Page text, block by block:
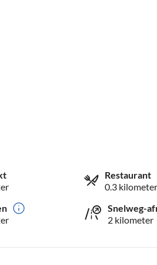
Restaurant
0.3 kilometer
Snelweg-
2 kilometer